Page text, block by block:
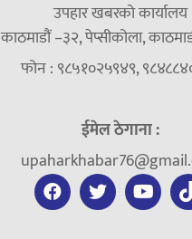
उपहार खबरको कार्यालय
काठमाडौं –३२, पेप्सीकोला,
फोन : ९८५१०२५९४९,
ईमेल ठेगाना :